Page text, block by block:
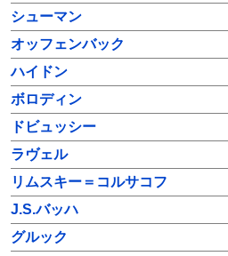
シューマン
オッフェンバック
ハイドン
ボロディン
ドビュッシー
ラヴェル
リムスキー＝コルサコフ
J.S.バッハ
グルック